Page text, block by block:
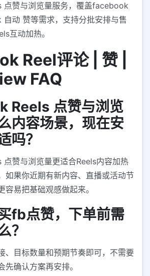
点赞与浏览量服务，覆盖facebook
动 赞等需求，支持分批安排与售
互动加热。
Reel评论 | 赞 |
FAQ
Reels 点赞与浏览
内容场景，现在安
吗？
赞与浏览量更适合Reels内容加热
如果你近期有新内容、直播或活动节
容易把基础观感做起来。
fb点赞，下单前需
？
、目标数量和预期节奏即可，不需要
先确认方案再安排。